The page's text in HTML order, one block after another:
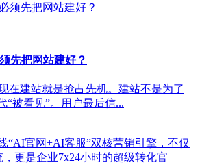
先把网站建好？
在建站就是抢占先机。建站不是为了
“被看见”。用户最后信...